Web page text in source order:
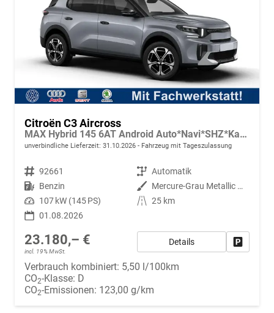
Citroën C3 Aircross
MAX Hybrid 145 6AT Android Auto*Navi*SHZ*Kamera*Totwinkel*Keyless*17"*Klimaauto
unverbindliche Lieferzeit: 31.10.2026 Fahrzeug mit Tageszulassung
Fahrzeugnr. 92661 Getriebe Automatik
Kraftstoff Benzin Außenfarbe
Mercure-Grau Metallic mit schwarzem Dach
Leistung 107 kW (145 PS) Kilometerstand 25 km
01.08.2026
23.180,– €
incl. 19% MwSt.
Details
Verbrauch kombiniert: 5,50 l/100km
CO2-Klasse: D
CO2-Emissionen: 123,00 g/km